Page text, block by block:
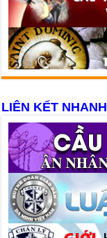
LIÊN KẾT NHANH